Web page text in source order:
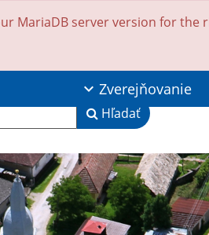
MariaDB server version for
Hľadať
Zverejňovanie